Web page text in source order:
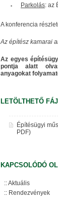
Parkolás: az
A konferencia
Az építész kamarai
Az egyes
pontja alatt
anyagokat
LETÖLTHETŐ
Építésügyi
PDF)
KAPCSOLÓDÓ
Aktuális
Rendezvények